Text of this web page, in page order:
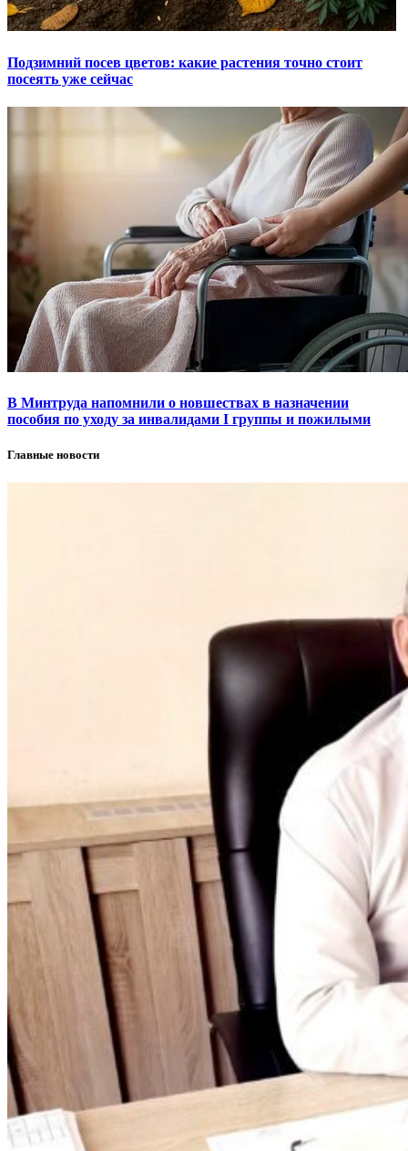
Подзимний посев цветов: какие растения точно стоит
посеять уже сейчас
В Минтруда напомнили о новшествах в назначении
пособия по уходу за инвалидами I группы и пожилыми
Главные новости